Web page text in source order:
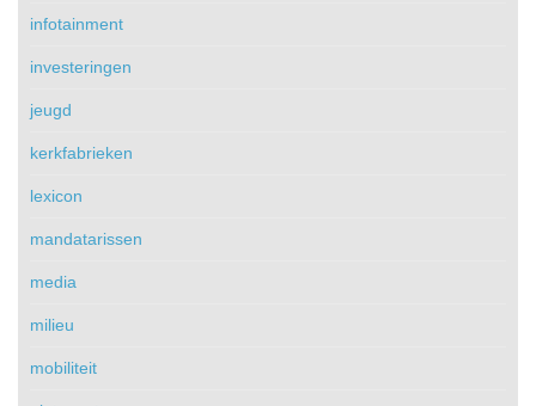
infotainment
investeringen
jeugd
kerkfabrieken
lexicon
mandatarissen
media
milieu
mobiliteit